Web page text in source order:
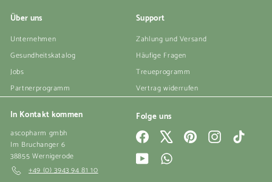
Über uns
Unternehmen
Gesundheitskatalog
Jobs
Partnerprogramm
Support
Zahlung und Versand
Häufige Fragen
Treueprogramm
Vertrag widerrufen
In Kontakt kommen
ascopharm gmbh
Im Bruchanger 6
38855 Wernigerode
+49 (0) 3943 94 81 10
Folge uns
Facebook PinterestInstagramTikTok
YouTubeWhatsApp